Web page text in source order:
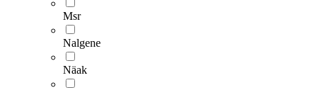
Msr
Nalgene
Näak